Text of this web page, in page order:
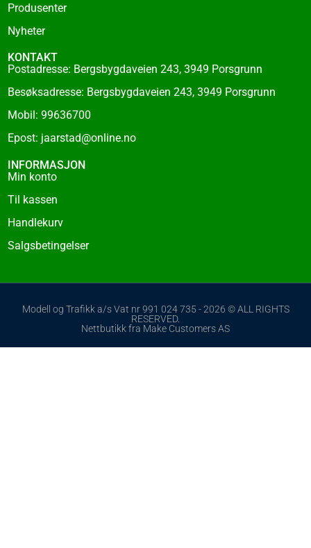
Produsenter
Nyheter
KONTAKT
Postadresse: Bergsbygdaveien 243, 3949 Porsgrunn
Besøksadresse: Bergsbygdaveien 243, 3949 Porsgrunn
Mobil: 99636700
Epost: jaarstad@online.no
INFORMASJON
Min konto
Til kassen
Handlekurv
Salgsbetingelser
Modell og Trafikk a/s Vat nr 991 024 735 - 2026 © ALL RIGHTS
RESERVED.
Nettbutikk fra Make Customers AS